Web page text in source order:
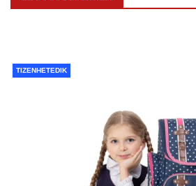
TIZENHETEDIK